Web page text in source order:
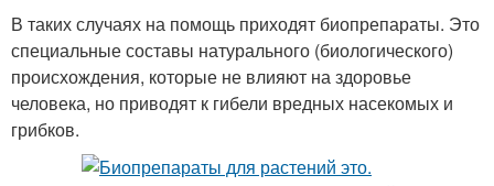
В таких случаях на помощь приходят биопрепараты. Это
специальные составы натурального (биологического)
происхождения, которые не влияют на здоровье
человека, но приводят к гибели вредных насекомых и
грибков.